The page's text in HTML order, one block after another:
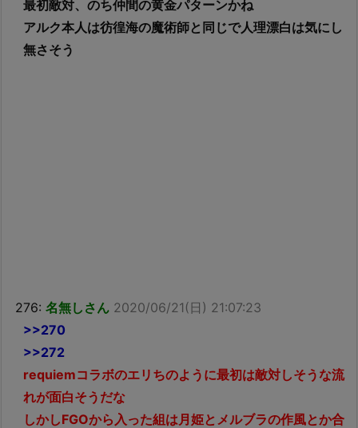
最初敵対、のち仲間の黄金パターンかね
アルク本人は彷徨海の魔術師と同じで人理漂白は気にし
無さそう
276: 名無しさん 2020/06/21(日) 21:07:23
>>270
>>272
requiemコラボのエリちのように最初は敵対しそうな流
れが面白そうだな
しかしFGOから入った組は月姫とメルブラの作風とか合